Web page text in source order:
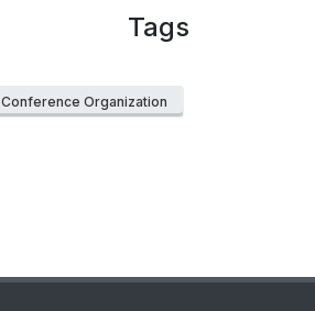
Tags
Conference Organization